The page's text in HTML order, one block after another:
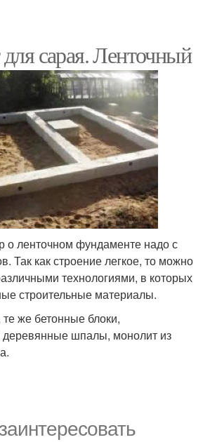
сарая. Ленточный
о ленточном фундаменте надо с
Так как строение легкое, то можно
технологиями, в которых
строительные материалы.
же бетонные блоки,
шпалы, монолит из